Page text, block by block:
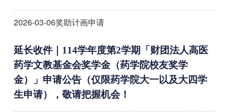
2026-03-06奖助计画申请
延长收件｜114学年度第2学期「财团法人高医
药学文教基金会奖学金（药学院校友奖学
金）」申请公告（仅限药学院大一以及大四学
生申请），敬请把握机会！